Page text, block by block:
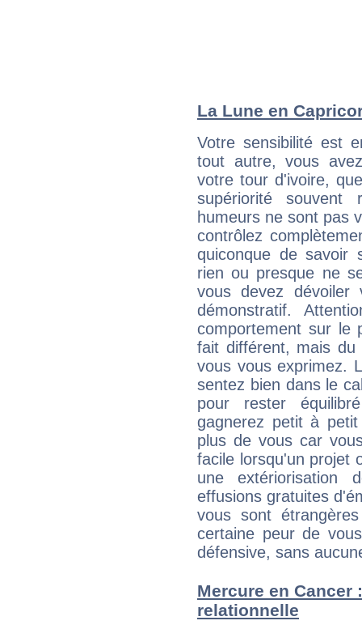
La Lune en
Votre sensibilité est
tout autre, vous
votre tour d'ivoire,
supériorité souvent
humeurs ne sont pas
contrôlez
quiconque de savoir
rien ou presque ne
vous devez
démonstratif.
comportement sur le
fait différent, mais du
vous vous exprimez.
sentez bien dans le
pour rester
gagnerez petit à
plus de vous car
facile lorsqu'un projet
une extériorisation
effusions gratuites
vous sont
certaine peur de
défensive, sans
Mercure en
relationnelle